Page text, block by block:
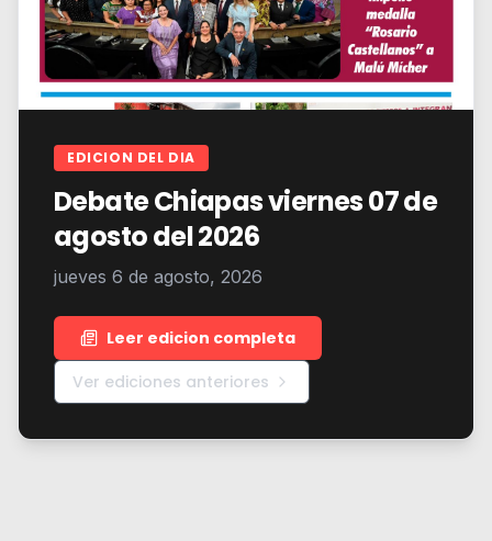
EDICION DEL DIA
Debate Chiapas viernes 07 de
agosto del 2026
jueves 6 de agosto, 2026
Leer edicion completa
Ver ediciones anteriores